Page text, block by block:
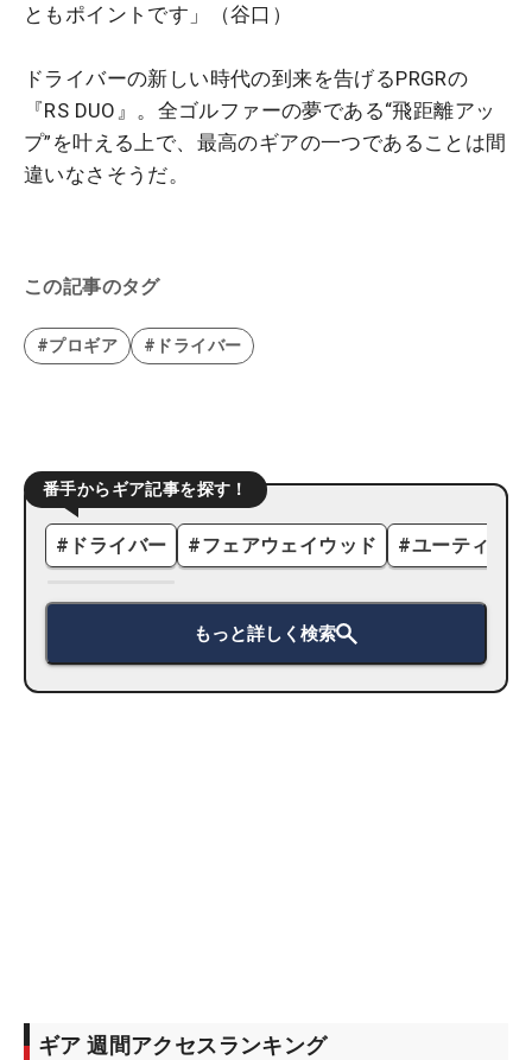
ともポイントです」（谷口）
ドライバーの新しい時代の到来を告げるPRGRの
『RS DUO』。全ゴルファーの夢である“飛距離アッ
プ”を叶える上で、最高のギアの一つであることは間
違いなさそうだ。
この記事のタグ
#プロギア #ドライバー
番手からギア記事を探す！
# ドライバー #フェアウェイウッド #ユーティリ
もっと詳しく検索
ギア 週間アクセスランキング